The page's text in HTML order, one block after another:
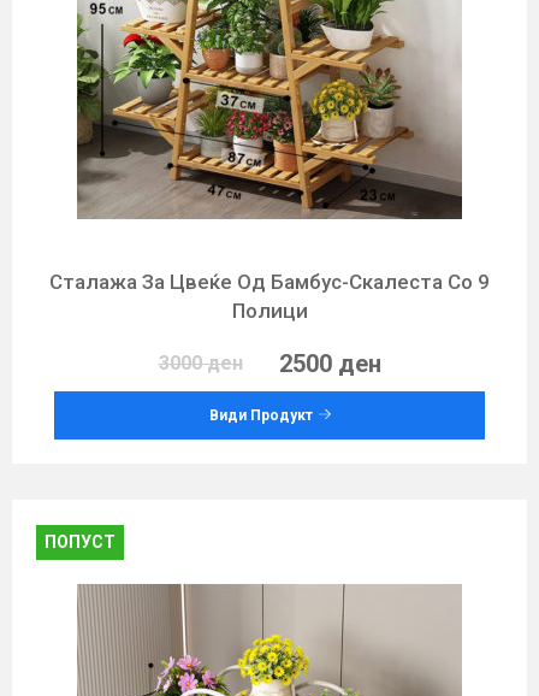
Сталажа За Цвеќе Од Бамбус-Скалеста Со 9
Полици
3000 ден 2500 ден
Види Продукт
ПОПУСТ